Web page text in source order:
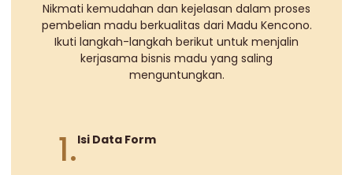
Nikmati kemudahan dan kejelasan dalam proses
pembelian madu berkualitas dari Madu Kencono.
Ikuti langkah-langkah berikut untuk menjalin
kerjasama bisnis madu yang saling
menguntungkan.
1.Isi Data Form